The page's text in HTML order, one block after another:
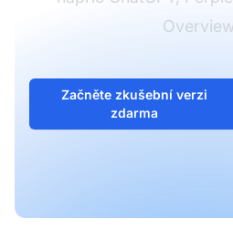
Začněte zkušební verzi
zdarma